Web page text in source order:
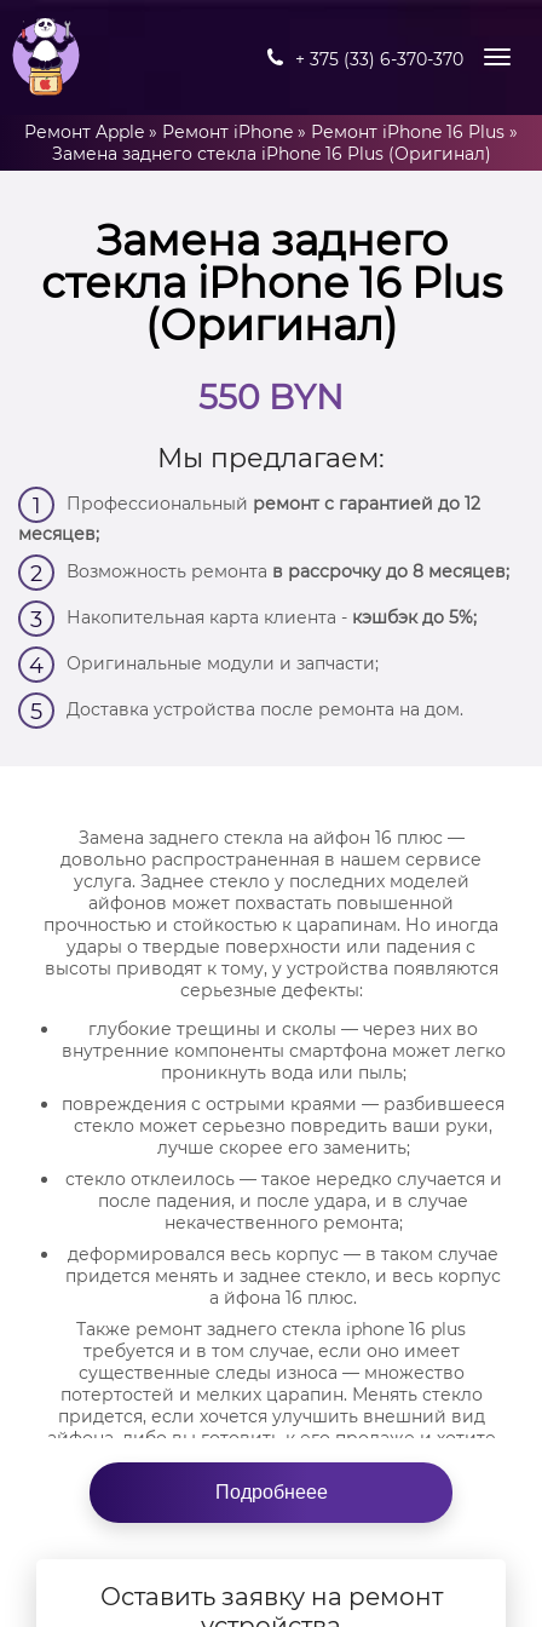
+ 375 (33) 6-370-370
Ремонт Apple » Ремонт iPhone » Ремонт iPhone 16 Plus »
Замена заднего стекла iPhone 16 Plus (Оригинал)
Замена заднего
стекла iPhone 16 Plus
(Оригинал)
550 BYN
Мы предлагаем:
1 Профессиональный ремонт с гарантией до 12
месяцев;
2 Возможность ремонта в рассрочку до 8 месяцев;
3 Накопительная карта клиента - кэшбэк до 5%;
4 Оригинальные модули и запчасти;
5 Доставка устройства после ремонта на дом.
Замена заднего стекла на айфон 16 плюс —
довольно распространенная в нашем сервисе
услуга. Заднее стекло у последних моделей
айфонов может похвастать повышенной
прочностью и стойкостью к царапинам. Но иногда
удары о твердые поверхности или падения с
высоты приводят к тому, у устройства появляются
серьезные дефекты:
глубокие трещины и сколы — через них во
внутренние компоненты смартфона может легко
проникнуть вода или пыль;
повреждения с острыми краями — разбившееся
стекло может серьезно повредить ваши руки,
лучше скорее его заменить;
стекло отклеилось — такое нередко случается и
после падения, и после удара, и в случае
некачественного ремонта;
деформировался весь корпус — в таком случае
придется менять и заднее стекло, и весь корпус
а йфона 16 плюс.
Также ремонт заднего стекла iphone 16 plus
требуется и в том случае, если оно имеет
существенные следы износа — множество
потертостей и мелких царапин. Менять стекло
придется, если хочется улучшить внешний вид
айфона, либо вы готовить к его продаже и хотите
реализовать его более выгодно.
От чего зависит стоимость
Этот вид ремонта в нашем сервис один из самых
Подробнеее
Оставить заявку на ремонт